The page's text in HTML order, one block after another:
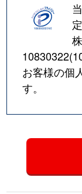
お客様の個
す。